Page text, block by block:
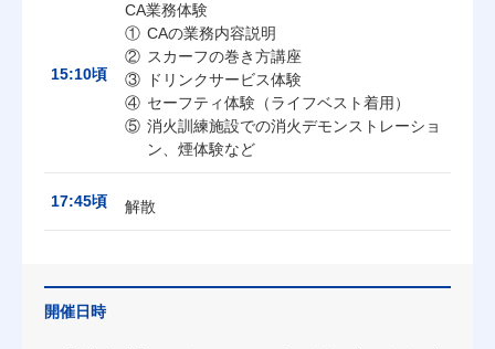
15:10頃
CA業務体験
CAの業務内容説明
スカーフの巻き方講座
ドリンクサービス体験
セーフティ体験（ライフベスト着用）
消火訓練施設での消火デモンストレーショ
ン、煙体験など
17:45頃 解散
開催日時